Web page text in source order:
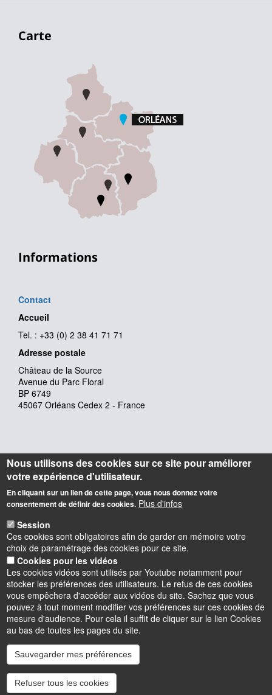
Carte
Informations
Contact
Accueil
Tel. : +33 (0) 2 38 41 71 71
Adresse postale
Château de la Source
Avenue du Parc Floral
BP 6749
45067 Orléans Cedex 2 - France
InstagramLinkedInYoutube
Accessibilité : partiellement conforme
Nous utilisons des cookies sur ce site pour améliorer
votre expérience d'utilisateur.
En cliquant sur un lien de cette page, vous nous donnez votre
consentement de définir des cookies. Plus d'infos
Session
Ces cookies sont obligatoires afin de garder en mémoire votre
choix de paramétrage des cookies pour ce site.
Cookies pour les vidéos
Les cookies vidéos sont utilisés par Youtube notamment pour
stocker les préférences des utilisateurs. Le refus de ces cookies
vous empêchera d'accéder aux vidéos du site. Sachez que vous
pouvez à tout moment modifier vos préférences sur ces cookies de
mesure d'audience. Pour cela il suffit de cliquer sur le lien Cookies
au bas de toutes les pages du site.
Sauvegarder mes préférences
Refuser tous les cookies